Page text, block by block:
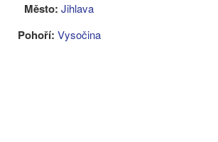
Město: Jihlava
Pohoří: Vysočina